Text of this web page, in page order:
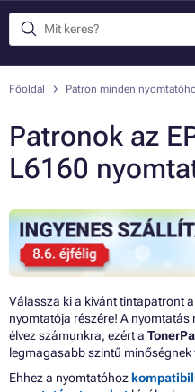
Főoldal Patron minden
Patronok az
L6160
Válassza ki a kívánt tintapatront a
nyomtatója részére! A
élvez számunkra, ezért a
legmagasabb szintű minőségnek
Ehhez a nyomtatóhoz